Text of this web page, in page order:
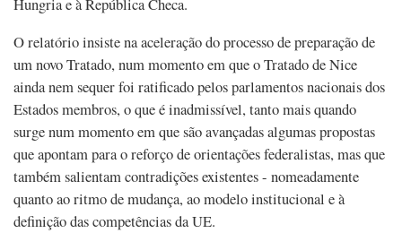
O relatório insiste na aceleração do processo de preparação de
um novo Tratado, num momento em que o Tratado de Nice
ainda nem sequer foi ratificado pelos parlamentos nacionais dos
Estados membros, o que é inadmissível, tanto mais quando
surge num momento em que são avançadas algumas propostas
que apontam para o reforço de orientações federalistas, mas que
também salientam contradições existentes - nomeadamente
quanto ao ritmo de mudança, ao modelo institucional e à
definição das competências da UE.